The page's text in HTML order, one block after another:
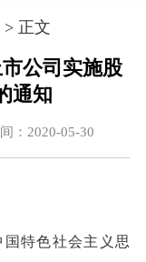
> 正文
公司实施股
通知
2020-05-30
特色社会主义思